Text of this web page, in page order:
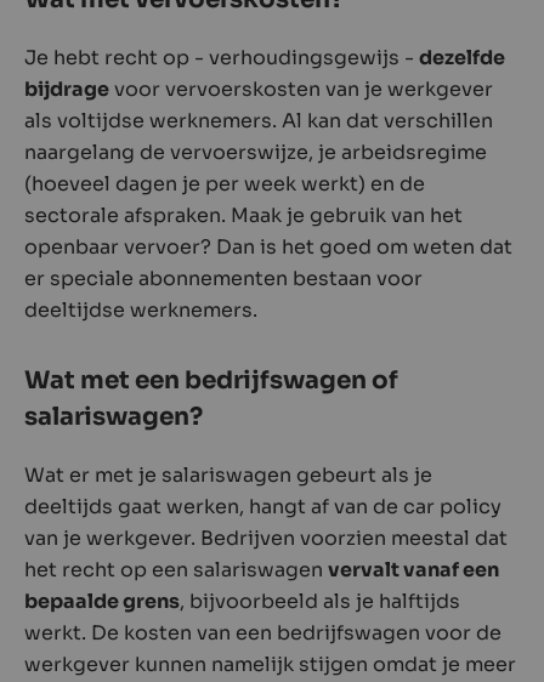
Je hebt recht op - verhoudingsgewijs - dezelfde
bijdragevoor vervoerskosten van je werkgever
als voltijdse werknemers. Al kan dat verschillen
naargelang de vervoerswijze, je arbeidsregime
(hoeveel dagen je per week werkt) en de
sectorale afspraken. Maak je gebruik van het
openbaar vervoer? Dan is het goed om weten dat
er speciale abonnementen bestaan voor
deeltijdse werknemers.
Wat met een bedrijfswagen of
salariswagen?
Wat er met je salariswagen gebeurt als je
deeltijds gaat werken, hangt af van de car policy
van je werkgever. Bedrijven voorzien meestal dat
het recht op een salariswagen vervalt vanaf een
bepaalde grens, bijvoorbeeld als je halftijds
werkt. De kosten van een bedrijfswagen voor de
werkgever kunnen namelijk stijgen omdat je meer